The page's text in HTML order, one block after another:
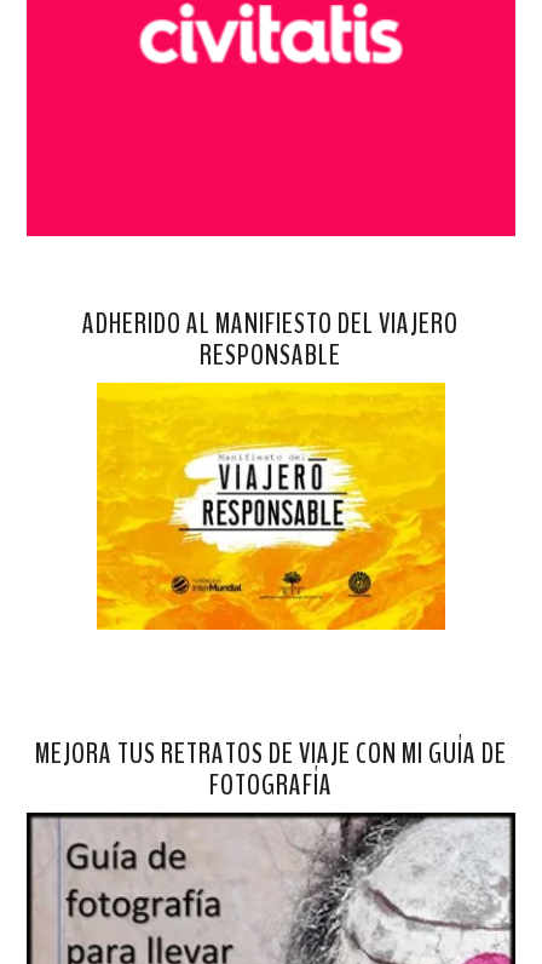
ADHERIDO AL MANIFIESTO DEL VIAJERO
RESPONSABLE
MEJORA TUS RETRATOS DE VIAJE CON MI GUÍA DE
FOTOGRAFÍA